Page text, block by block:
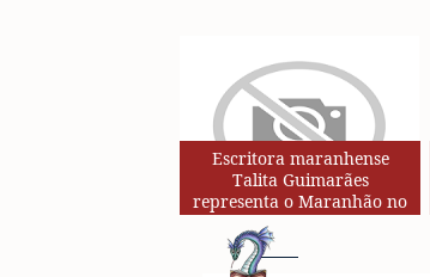
Escritora maranhense
Talita Guimarães
representa o Maranhão no
Circuito de Autores da Rede
SESC de Leituras